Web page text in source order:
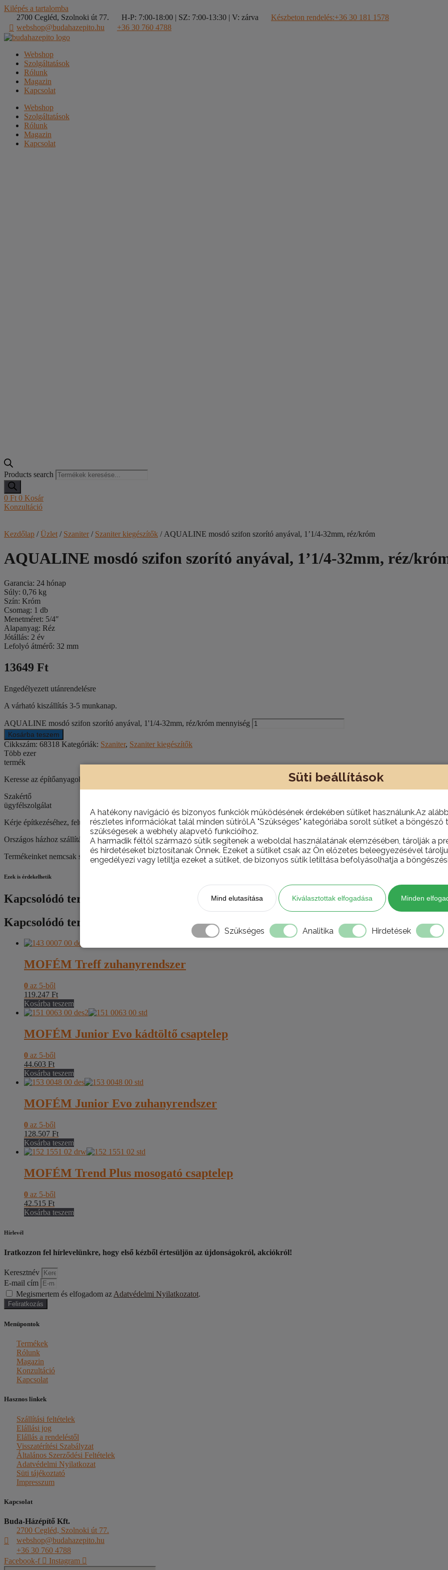
Süti beállítások
A hatékony navigáció és bizonyos funkciók működésének érdekében sütiket használunk.Az
részletes információkat talál minden sütiről.A "Szükséges" kategóriába sorolt sütiket a
szükségesek a webhely alapvető funkcióihoz.
A harmadik féltől származó sütik segítenek a weboldal használatának elemzésében, tárolják a
és hirdetéseket biztosítanak Önnek. Ezeket a sütiket csak az Ön előzetes beleegyezésével
engedélyezi vagy letiltja ezeket a sütiket, de bizonyos sütik letiltása befolyásolhatja a
Mind elutasítása Kiválasztottak elfogadása Minden
Szükséges Analitika Hirdetések
Kilépés a tartalomba
2700 Cegléd, Szolnoki út 77.
H-P: 7:00-18:00 | SZ: 7:00-13:30 | V: zárva
Készbeton rendelés:+36 30 181 1578
webshop@budahazepito.hu
+36 30 760 4788
Webshop
Szolgáltatások
Rólunk
Magazin
Kapcsolat
Webshop
Szolgáltatások
Rólunk
Magazin
Kapcsolat
Products search
0 Ft 0 Kosár
Konzultáció
Kezdőlap /Üzlet / Szaniter / Szaniter kiegészítők / AQUALINE mosdó szifon szorító anyával, 1’1/4-32mm, réz/króm
AQUALINE mosdó szifon szorító anyával, 1’1/4-32mm, réz/
Garancia: 24 hónap
Súly: 0,76 kg
Szín: Króm
Csomag: 1 db
Menetméret: 5/4″
Alapanyag: Réz
Jótállás: 2 év
Lefolyó átmérő: 32 mm
13649 Ft
Engedélyezett utánrendelésre
A várható kiszállítás 3-5 munkanap.
AQUALINE mosdó szifon szorító anyával, 1'1/4-32mm, réz/króm mennyiség
Kosárba teszem
Cikkszám: 68318 Kategóriák: Szaniter, Szaniter kiegészítők
Több ezer
termék
Keresse az építőanyagokat, csempéket, szanitereket, barkácstermékeket webáruházunkban és bemutatótermünkben!
Szakértő
ügyfélszolgálat
Kérje építkezéséhez, felújításához szaktanácsadóink segítségét!
Országos házhoz szállítás
Termékeinket nemcsak személyesen, telephelyünkön van lehetőség átvenni, hanem házhoz is szállítjuk szükség esetén.
Ezek is érdekelhetik
Kapcsolódó termékek
Kapcsolódó termékek
MOFÉM Treff zuhanyrendszer
0 az 5-ből
119.247 Ft
Kosárba teszem
MOFÉM Junior Evo kádtöltő csaptelep
0 az 5-ből
44.603 Ft
Kosárba teszem
MOFÉM Junior Evo zuhanyrendszer
0 az 5-ből
128.507 Ft
Kosárba teszem
MOFÉM Trend Plus mosogató csaptelep
0 az 5-ből
42.515 Ft
Kosárba teszem
Hírlevél
Iratkozzon fel hírlevelünkre, hogy első kézből értesüljön az újdonságokról, akciókról!
Keresztnév
E-mail cím
Megismertem és elfogadom az Adatvédelmi Nyilatkozatot.
Feliratkozás
Menüpontok
Termékek
Rólunk
Magazin
Konzultáció
Kapcsolat
Hasznos linkek
Szállítási feltételek
Elállási jog
Elállás a rendeléstől
Visszatérítési Szabályzat
Általános Szerződési Feltételek
Adatvédelmi Nyilatkozat
Süti tájékoztató
Impresszum
Kapcsolat
Buda-Házépítő Kft.
2700 Cegléd, Szolnoki út 77.
webshop@budahazepito.hu
+36 30 760 4788
Facebook-f
Instagram